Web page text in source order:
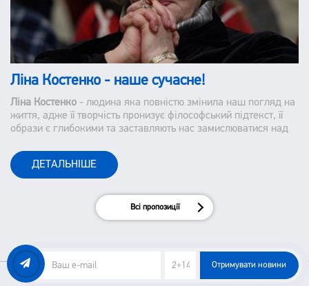
Ліна Костенко - наше сучасне!
Ліна Костенко - людина яка повністю змінила наш погляд на
життя, адже її творчість пронизує філософський підтекст, її
образи є глибокими та заставляють нас замислюватися над
ДЕТАЛЬНІШЕ
Всі пропозиції
Отримувати новини